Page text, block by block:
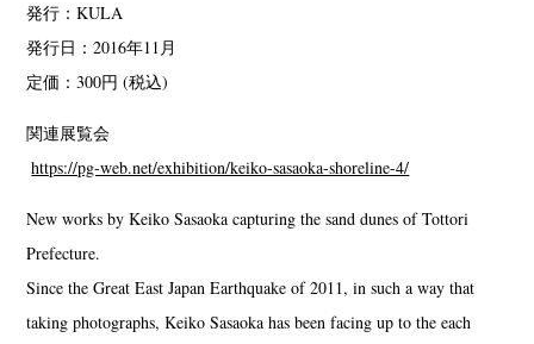
発行：KULA
発行日：2016年11月
定価：300円 (税込)
関連展覧会
https://pg-web.net/exhibition/keiko-sasaoka-shoreline-4/
New works by Keiko Sasaoka capturing the sand dunes of Tottori
Prefecture.
Since the Great East Japan Earthquake of 2011, in such a way that
taking photographs, Keiko Sasaoka has been facing up to the each